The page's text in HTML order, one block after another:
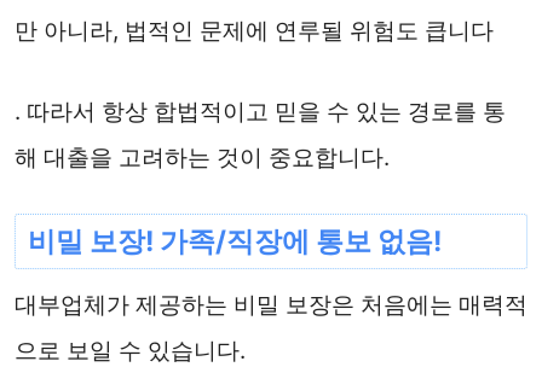
만 아니라, 법적인 문제에 연루될 위험도 큽니다
. 따라서 항상 합법적이고 믿을 수 있는 경로를 통
해 대출을 고려하는 것이 중요합니다.
비밀 보장! 가족/직장에 통보 없음!
대부업체가 제공하는 비밀 보장은 처음에는 매력적
으로 보일 수 있습니다.